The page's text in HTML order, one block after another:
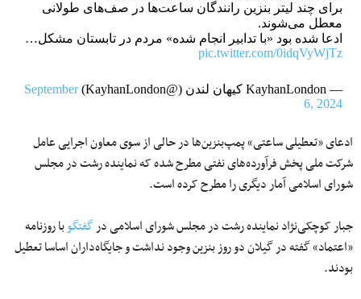
برای چند لیتر بنزین رانندگان ساعت‌ها در صف‌های طولانی
معطل می‌شوند.
ادعا شده بود «با تدابیر انجام شده» مردم در تابستان مشکل…
pic.twitter.com/0idqVyWjTz
— KayhanLondon کیهان لندن (@KayhanLondon)
September
6, 2024
ادعای «تعطیلی ساعتی» پمپ‌بنزین‌‌ها در حالی از سوی معاون اجرایی عامل
شرکت‌ ملی پخش فرآورده‌های نفتی مطرح شده که نماینده رشت در مجلس
شورای اسلامی آمار دیگری را مطرح کرده است.
جبار کوچکی‌نژاد نماینده رشت در مجلس شورای اسلامی درگفتگوبا روزنامه
«اعتماد» گفته در گیلان دو روز بنزین وجود نداشت و جایگاه‌داران اساسا تعطیل
بودند.